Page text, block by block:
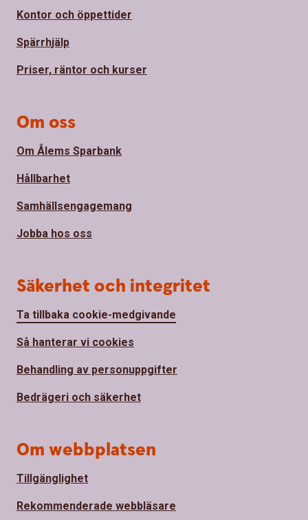
Kontor och öppettider
Spärrhjälp
Priser, räntor och kurser
Om oss
Om Ålems Sparbank
Hållbarhet
Samhällsengagemang
Jobba hos oss
Säkerhet och integritet
Ta tillbaka cookie-medgivande
Så hanterar vi cookies
Behandling av personuppgifter
Bedrägeri och säkerhet
Om webbplatsen
Tillgänglighet
Rekommenderade webbläsare